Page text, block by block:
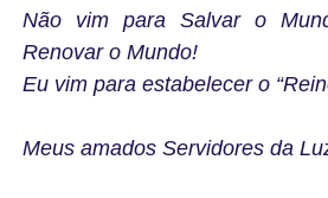
Não vim para Salvar o
Renovar o Mundo!
Eu vim para estabelecer o
Meus amados Servidores da